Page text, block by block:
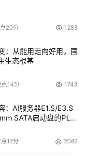
，不构成投资建议。
20分 1283
：从能用走向好用，国
生态根基
14分 1743
：AI服务器E1.S/E3.S
SATA启动盘的PLP
12分 2082